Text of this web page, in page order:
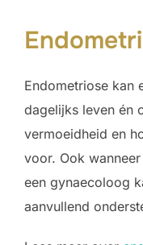
Endometriose kan
dagelijks leven én
vermoeidheid en
voor. Ook
een gynaecoloog
aanvullend